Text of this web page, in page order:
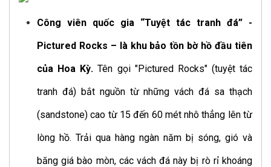
Công viên quốc gia “Tuyệt tác tranh đá” -
Pictured Rocks – là khu bảo tồn bờ hồ đầu tiên
của Hoa Kỳ.Tên gọi "Pictured Rocks" (tuyệt tác
tranh đá) bắt nguồn từ những vách đá sa thạch
(sandstone) cao từ 15 đến 60 mét nhô thẳng lên từ
lòng hồ. Trải qua hàng ngàn năm bị sóng, gió và
băng giá bào mòn, các vách đá này bị rò rỉ khoáng